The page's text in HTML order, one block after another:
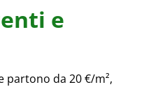
e
partono da 20 €/m²,